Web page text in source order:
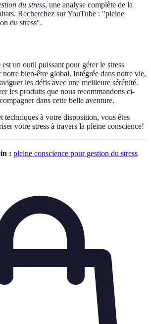
du stress, une analyse complète de la
Recherchez sur YouTube : "pleine
du stress".
est un outil puissant pour gérer le stress
bien-être global. Intégrée dans notre vie,
les défis avec une meilleure sérénité.
les produits que nous recommandons ci-
dans cette belle aventure.
techniques à votre disposition, vous êtes
votre stress à travers la pleine conscience!
: pleine conscience pour gestion du stress